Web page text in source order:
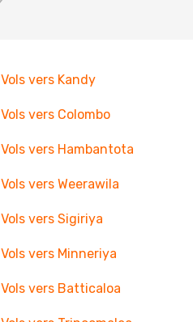
Vols vers Kandy
Vols vers Colombo
Vols vers Hambantota
Vols vers Weerawila
Vols vers Sigiriya
Vols vers Minneriya
Vols vers Batticaloa